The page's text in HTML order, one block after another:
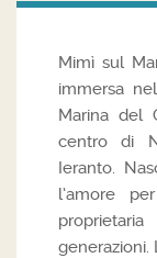
Mimì sul
immersa
Marina del
centro di
Ieranto.
l’amore
generazioni.